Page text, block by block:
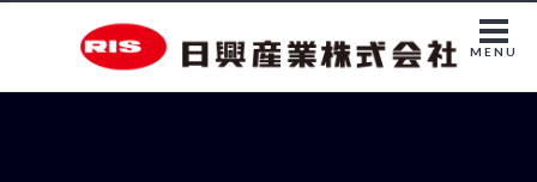
MENU